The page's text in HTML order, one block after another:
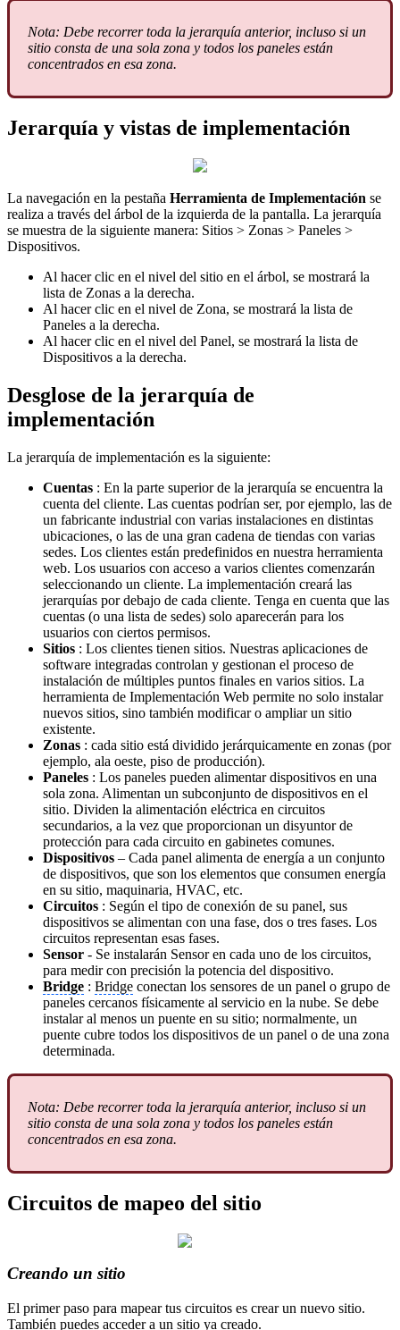
Nota: Debe recorrer toda la jerarquía anterior, incluso si un
sitio consta de una sola zona y todos los paneles están
concentrados en esa zona.
Jerarquía y vistas de implementación
La navegación en la pestaña Herramienta de Implementación se
realiza a través del árbol de la izquierda de la pantalla. La jerarquía
se muestra de la siguiente manera: Sitios > Zonas > Paneles >
Dispositivos.
Al hacer clic en el nivel del sitio en el árbol, se mostrará la
lista de Zonas a la derecha.
Al hacer clic en el nivel de Zona, se mostrará la lista de
Paneles a la derecha.
Al hacer clic en el nivel del Panel, se mostrará la lista de
Dispositivos a la derecha.
Desglose de la jerarquía de
implementación
La jerarquía de implementación es la siguiente:
Cuentas : En la parte superior de la jerarquía se encuentra la
cuenta del cliente. Las cuentas podrían ser, por ejemplo, las de
un fabricante industrial con varias instalaciones en distintas
ubicaciones, o las de una gran cadena de tiendas con varias
sedes. Los clientes están predefinidos en nuestra herramienta
web. Los usuarios con acceso a varios clientes comenzarán
seleccionando un cliente. La implementación creará las
jerarquías por debajo de cada cliente. Tenga en cuenta que las
cuentas (o una lista de sedes) solo aparecerán para los
usuarios con ciertos permisos.
Sitios : Los clientes tienen sitios. Nuestras aplicaciones de
software integradas controlan y gestionan el proceso de
instalación de múltiples puntos finales en varios sitios. La
herramienta de Implementación Web permite no solo instalar
nuevos sitios, sino también modificar o ampliar un sitio
existente.
Zonas : cada sitio está dividido jerárquicamente en zonas (por
ejemplo, ala oeste, piso de producción).
Paneles : Los paneles pueden alimentar dispositivos en una
sola zona. Alimentan un subconjunto de dispositivos en el
sitio. Dividen la alimentación eléctrica en circuitos
secundarios, a la vez que proporcionan un disyuntor de
protección para cada circuito en gabinetes comunes.
Dispositivos – Cada panel alimenta de energía a un conjunto
de dispositivos, que son los elementos que consumen energía
en su sitio, maquinaria, HVAC, etc.
Circuitos : Según el tipo de conexión de su panel, sus
dispositivos se alimentan con una fase, dos o tres fases. Los
circuitos representan esas fases.
Sensor - Se instalarán Sensor en cada uno de los circuitos,
para medir con precisión la potencia del dispositivo.
Bridge : Bridge conectan los sensores de un panel o grupo de
paneles cercanos físicamente al servicio en la nube. Se debe
instalar al menos un puente en su sitio; normalmente, un
puente cubre todos los dispositivos de un panel o de una zona
determinada.
Nota: Debe recorrer toda la jerarquía anterior, incluso si un
sitio consta de una sola zona y todos los paneles están
concentrados en esa zona.
Circuitos de mapeo del sitio
Creando un sitio
El primer paso para mapear tus circuitos es crear un nuevo sitio.
También puedes acceder a un sitio ya creado.